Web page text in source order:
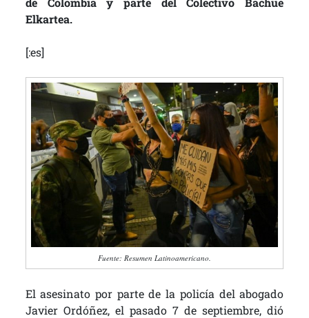
Elkartea.
[:es]
Fuente: Resumen Latinoamericano.
El asesinato por parte de la policía del abogado
Javier Ordóñez, el pasado 7 de septiembre, dió